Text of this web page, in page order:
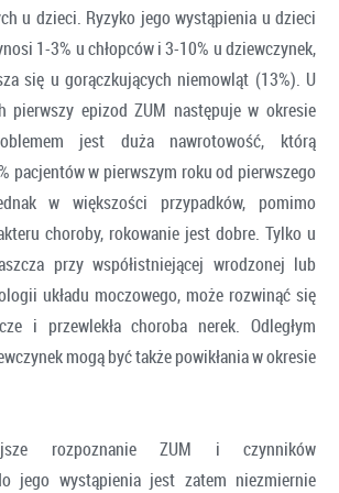
u dzieci. Ryzyko jego wystąpienia u dzieci
1-3% u chłopców i 3-10% u dziewczynek,
się u gorączkujących niemowląt (13%). U
pierwszy epizod ZUM następuje w okresie
jest duża nawrotowość, którą
pacjentów w pierwszym roku od pierwszego
w większości przypadków, pomimo
choroby, rokowanie jest dobre. Tylko u
przy współistniejącej wrodzonej lub
układu moczowego, może rozwinąć się
i przewlekła choroba nerek. Odległym
mogą być także powikłania w okresie
rozpoznanie ZUM i czynników
jego wystąpienia jest zatem niezmiernie